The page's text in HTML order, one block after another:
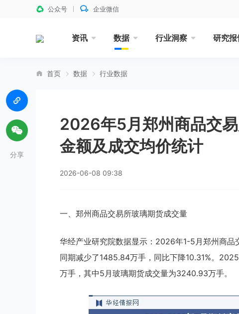
公众号 企业微信
资讯 数据 行业洞察 研究报
首页 数据 行业数据
2026年5月郑州商品交
金额及成交均价统计
2026-06-08 09:38
一、郑州商品交易所玻璃期货成交量
华经产业研究院数据显示：2026年1-5月郑州商
同期减少了1485.84万手，同比下降10.31%。
万手，其中5月玻璃期货成交量为3240.93万手。
分享